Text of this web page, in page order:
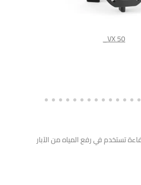
تستخدم في رفع المياه من الآبار
VX 50_